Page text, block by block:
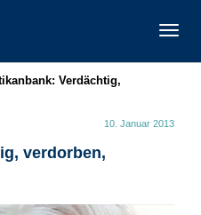
Verdächtig,
10. Januar 2013
verdorben,